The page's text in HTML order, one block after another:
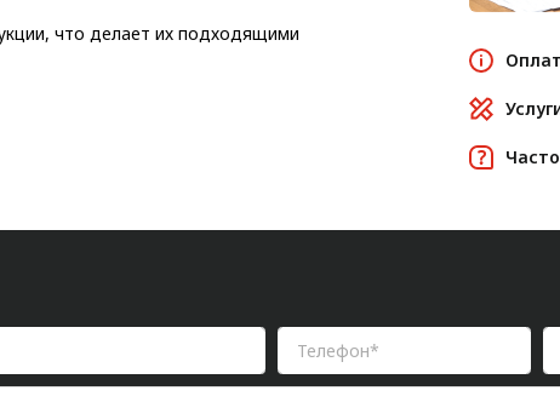
что делает их подходящими